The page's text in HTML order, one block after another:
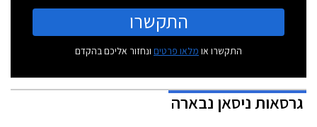
התקשרו
התקשרו או מלאו פרטים ונחזור אליכם בהקדם
גרסאותניסאן נבארה